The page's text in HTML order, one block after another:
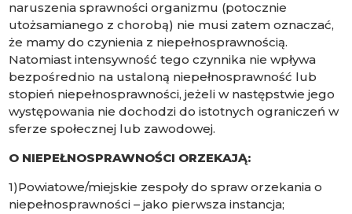
naruszenia sprawności organizmu (potocznie
utożsamianego z chorobą) nie musi zatem oznaczać,
że mamy do czynienia z niepełnosprawnością.
Natomiast intensywność tego czynnika nie wpływa
bezpośrednio na ustaloną niepełnosprawność lub
stopień niepełnosprawności, jeżeli w następstwie jego
występowania nie dochodzi do istotnych ograniczeń w
sferze społecznej lub zawodowej.
O NIEPEŁNOSPRAWNOŚCI ORZEKAJĄ:
1)Powiatowe/miejskie zespoły do spraw orzekania o
niepełnosprawności – jako pierwsza instancja;